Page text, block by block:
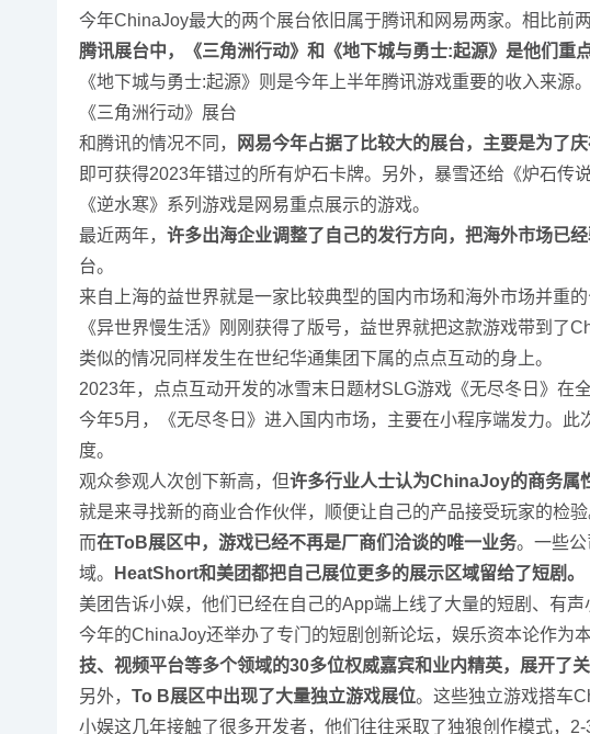
今年ChinaJoy最大的两个展台依旧属于腾讯和网易两家。相比前
腾讯展台中，《三角洲行动》和《地下城与勇士:起源》是他们重
《地下城与勇士:起源》则是今年上半年腾讯游戏重要的收入来源
《三角洲行动》展台
和腾讯的情况不同，
网易今年占据了比较大的展台，主要是为了庆
即可获得2023年错过的所有炉石卡牌。另外，暴雪还给《炉石
《逆水寒》系列游戏是网易重点展示的游戏。
最近两年， 许多出海企业调整了自己的发行方向，把海外市场已
台。
来自上海的益世界就是一家比较典型的国内市场和海外市场并重
《异世界慢生活》刚刚获得了版号，益世界就把这款游戏带到了
类似的情况同样发生在世纪华通集团下属的点点互动的身上。
2023年，点点互动开发的冰雪末日题材SLG游戏《无尽冬日》在
今年5月，《无尽冬日》进入国内市场，主要在小程序端发力。
度。
观众参观人次创下新高，但许多行业人士认为ChinaJoy的商务属
就是来寻找新的商业合作伙伴，顺便让自己的产品接受玩家的检验
而在ToB展区中，游戏已经不再是厂商们洽谈的唯一业务。一些
域。
HeatShort和美团都把自己展位更多的展示区域留给了短剧。
美团告诉小娱，他们已经在自己的App端上线了大量的短剧、有
今年的ChinaJoy还举办了专门的短剧创新论坛，娱乐资本论作为
技、视频平台等多个领域的30多位权威嘉宾和业内精英，展开了
另外， To B展区中出现了大量独立游戏展位。这些独立游戏搭车
小娱这几年接触了很多开发者，他们往往采取了独狼创作模式，